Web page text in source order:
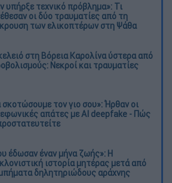
υπήρξε τεχνικό πρόβλημα»: Τι
οι δύο τραυματίες από τη
των ελικοπτέρων στη Ψάθα
στη Βόρεια Καρολίνα ύστερα από
Νεκροί και τραυματίες
σκοτώσουμε τον γιο σου»: Ήρθαν οι
απάτες με AI deepfake - Πώς
έδωσαν έναν μήνα ζωής»: Η
ιστορία μητέρας μετά από
δηλητηριώδους αράχνης